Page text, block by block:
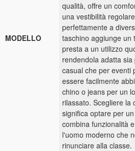
MODELLO
qualità, offre un
una vestibilità
perfettamente a
taschino aggiunge un
presta a un utilizzo
rendendola adatta
casual che per eventi
essere facilmente
chino o jeans per un
rilassato. Scegliere la
significa optare per
combina funzionalità
l'uomo moderno che
rinunciare alla classe.